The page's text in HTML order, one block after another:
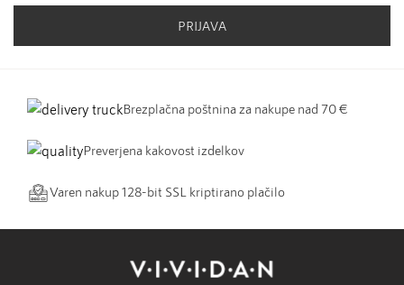
PRIJAVA
Brezplačna poštnina za nakupe nad 70 €
Preverjena kakovost izdelkov
Varen nakup 128-bit SSL kriptirano plačilo